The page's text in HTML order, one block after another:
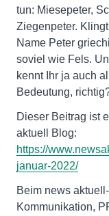
tun: Miesepeter,
Ziegenpeter.
Name Peter
soviel wie Fels.
kennt Ihr ja auch
Bedeutung,
Dieser Beitrag ist
https://
januar-2022/
Beim news
Kommunikation,